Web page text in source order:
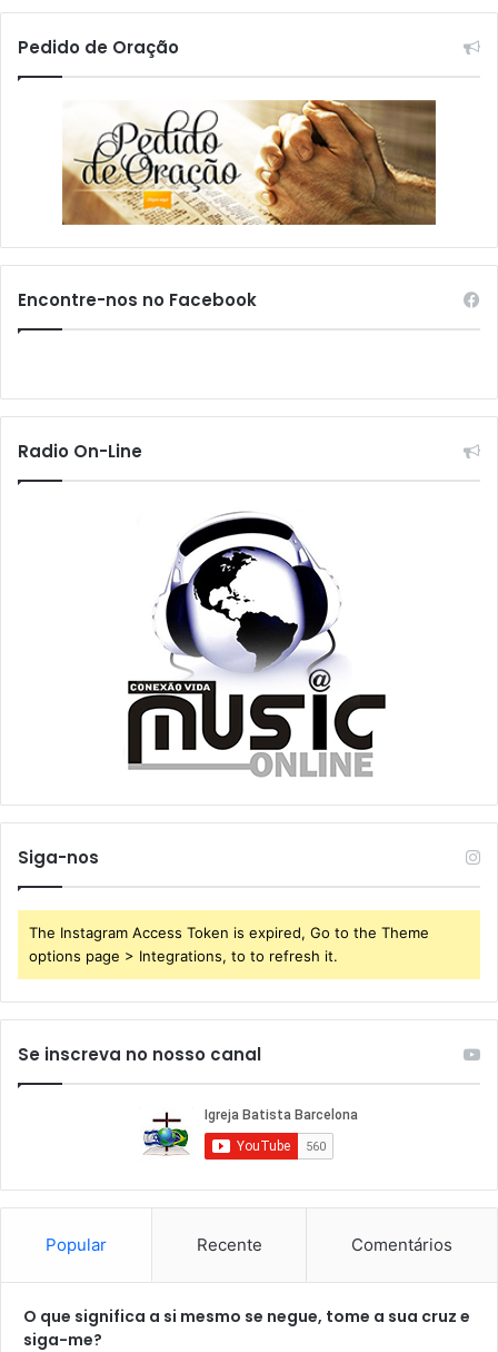
Pedido de Oração
Encontre-nos no Facebook
Radio On-Line
Siga-nos
The Instagram Access Token is expired, Go to the Theme
options page > Integrations, to to refresh it.
Se inscreva no nosso canal
Popular Recente Comentários
O que significa a si mesmo se negue, tome a sua cruz e
siga-me?